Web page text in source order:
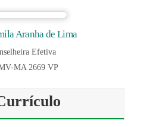
Aranha de Lima
Efetiva
MA 2669 VP